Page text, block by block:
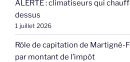
ALERTE : climatiseurs qui
dessus
1 juillet 2026
Rôle de capitation de Martigné-
par montant de l’impôt